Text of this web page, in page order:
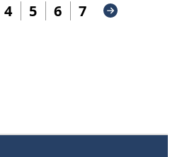
4 5 6 7